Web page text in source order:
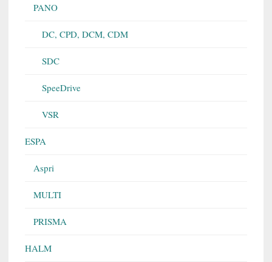
PANO
DC, CPD, DCM, CDM
SDC
SpeeDrive
VSR
ESPA
Aspri
MULTI
PRISMA
HALM